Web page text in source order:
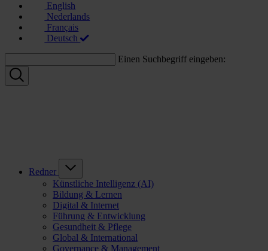
English
Nederlands
Français
Deutsch
Einen Suchbegriff eingeben:
Redner
Künstliche Intelligenz (AI)
Bildung & Lernen
Digital & Internet
Führung & Entwicklung
Gesundheit & Pflege
Global & International
Governance & Management